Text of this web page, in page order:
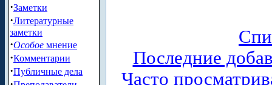
·Заметки
·Литературные
заметки
·Особое мнение
·Комментарии
·Публичные дела
Последние
Часто